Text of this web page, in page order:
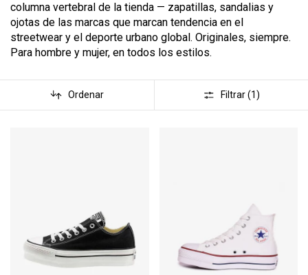
columna vertebral de la tienda — zapatillas, sandalias y
ojotas de las marcas que marcan tendencia en el
streetwear y el deporte urbano global. Originales, siempre.
Para hombre y mujer, en todos los estilos.
Ordenar Filtrar (1)